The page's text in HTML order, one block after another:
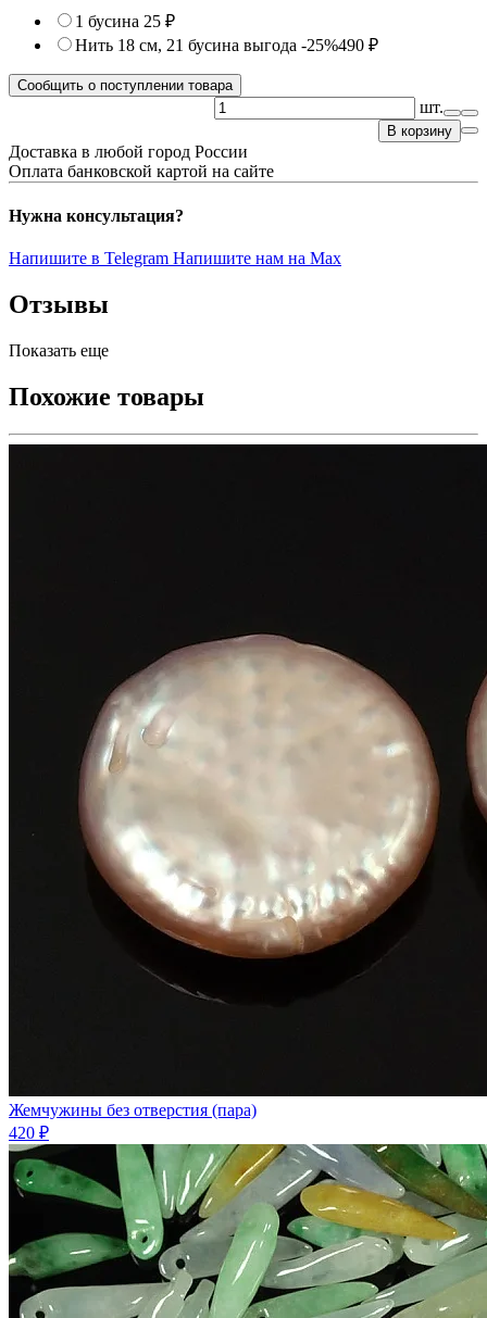
1 бусина 25 ₽
Нить 18 см, 21 бусина выгода -25%490 ₽
Сообщить о поступлении товара
шт.
В корзину
Доставка в любой город России
Оплата банковской картой на сайте
Нужна консультация?
Напишите в Telegram Напишите нам на Max
Отзывы
Показать еще
Похожие товары
Жемчужины без отверстия (пара)
420 ₽